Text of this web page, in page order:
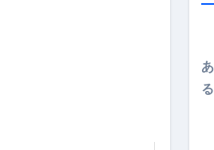
民は●●をしないとこの先さら